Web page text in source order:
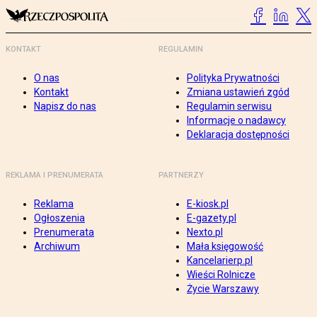
KONTAKT
O nas
Kontakt
Napisz do nas
REGULAMIN
Polityka Prywatności
Zmiana ustawień zgód
Regulamin serwisu
Informacje o nadawcy
Deklaracja dostępności
REKLAMA I PRENUMERATA
Reklama
Ogłoszenia
Prenumerata
Archiwum
PARTNERZY
E-kiosk.pl
E-gazety.pl
Nexto.pl
Mała księgowość
Kancelarierp.pl
Wieści Rolnicze
Życie Warszawy